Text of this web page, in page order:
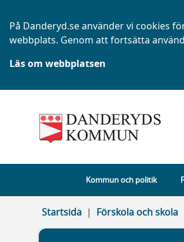
På Danderyd.se använder vi cookies
webbplats. Genom att fortsätta
Läs om webbplatsen
Kommun och politik
Startsida Förskola och skola